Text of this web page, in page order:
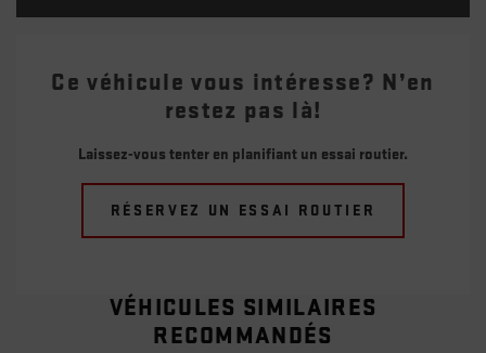
Ce véhicule vous intéresse? N’en
restez pas là!
Laissez-vous tenter en planifiant un essai routier.
RÉSERVEZ UN ESSAI ROUTIER
VÉHICULES SIMILAIRES
RECOMMANDÉS